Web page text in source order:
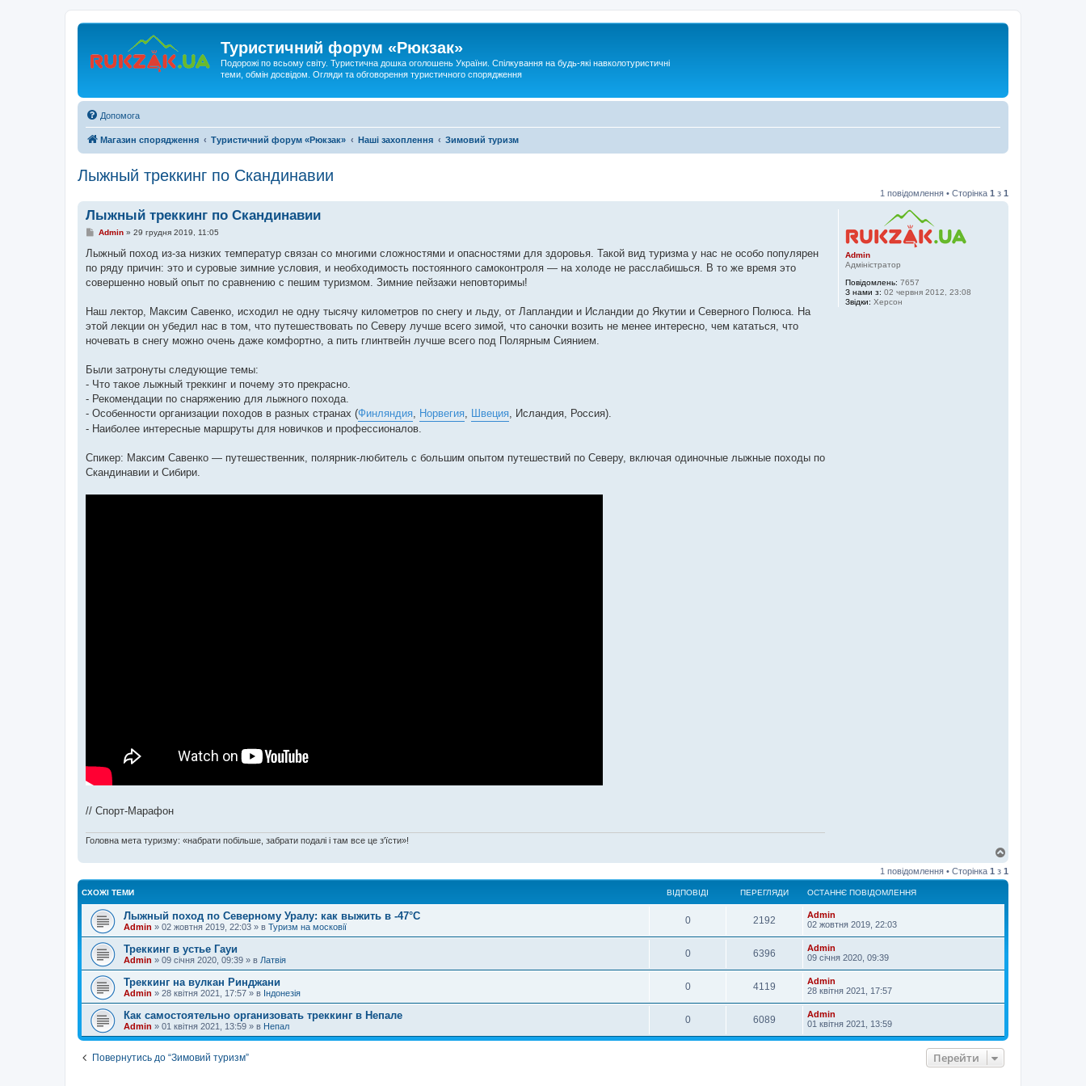
Туристичний форум «Рюкзак»
Подорожі по всьому світу. Туристична дошка оголошень України. Спілкування на будь-які навколотуристичні
теми, обмін досвідом. Огляди та обговорення туристичного спорядження
Допомога
Магазин спорядження Туристичний форум «Рюкзак» Наші захоплення Зимовий туризм
Лыжный треккинг по Скандинавии
1 повідомлення • Сторінка 1 з 1
Admin
Адміністратор
Повідомлень: 7657
З нами з: 02 червня 2012, 23:08
Звідки: Херсон
Лыжный треккинг по Скандинавии
П
в
д
о
е
н
я
Admin» 29 грудня 2019, 11:05
Лыжный поход из-за низких температур связан со многими сложностями и опасностями для здоровья. Такой вид туризма у нас не особо популярен
по ряду причин: это и суровые зимние условия, и необходимость постоянного самоконтроля — на холоде не расслабишься. В то же время это
совершенно новый опыт по сравнению с пешим туризмом. Зимние пейзажи неповторимы!
Наш лектор, Максим Савенко, исходил не одну тысячу километров по снегу и льду, от Лапландии и Исландии до Якутии и Северного Полюса. На
этой лекции он убедил нас в том, что путешествовать по Северу лучше всего зимой, что саночки возить не менее интересно, чем кататься, что
ночевать в снегу можно очень даже комфортно, а пить глинтвейн лучше всего под Полярным Сиянием.
Были затронуты следующие темы:
- Что такое лыжный треккинг и почему это прекрасно.
- Рекомендации по снаряжению для лыжного похода.
- Особенности организации походов в разных странах (Финляндия Норвегия Швеция , Исландия, Россия).
- Наиболее интересные маршруты для новичков и профессионалов.
Спикер: Максим Савенко — путешественник, полярник-любитель с большим опытом путешествий по Северу, включая одиночные лыжные походы по
Скандинавии и Сибири.
// Спорт-Марафон
Головна мета туризму: «набрати побільше, забрати подалі і там все це з'їсти»!
г
о
1 повідомлення • Сторінка 1 з 1
СХОЖІ ТЕМИ ВІДПОВІДІ ПЕРЕГЛЯДИ ОСТАННЄ ПОВІДОМЛЕННЯ
Лыжный поход по Северному Уралу: как выжить в -47°C
Admin » 02 жовтня 2019, 22:03 » в Туризм на московії
0 2192
Admin
02 жовтня 2019, 22:03
Треккинг в устье Гауи
Admin » 09 січня 2020, 09:39 » в Латвія
0 6396
Admin
09 січня 2020, 09:39
Треккинг на вулкан Ринджани
Admin » 28 квітня 2021, 17:57 » в Індонезія
0 4119
Admin
28 квітня 2021, 17:57
Как самостоятельно организовать треккинг в Непале
Admin » 01 квітня 2021, 13:59 » в Непал
0 6089
Admin
01 квітня 2021, 13:59
Повернутись до “Зимовий туризм” Перейти